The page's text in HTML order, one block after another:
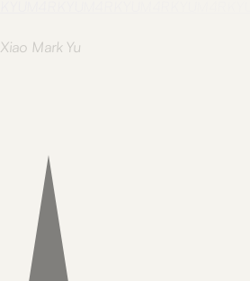
Xiao Mark Yu